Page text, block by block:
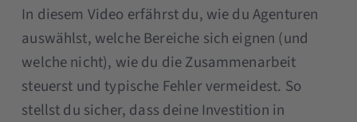
In diesem Video erfährst du, wie du Agenturen
auswählst, welche Bereiche sich eignen (und
welche nicht), wie du die Zusammenarbeit
steuerst und typische Fehler vermeidest. So
stellst du sicher, dass deine Investition in